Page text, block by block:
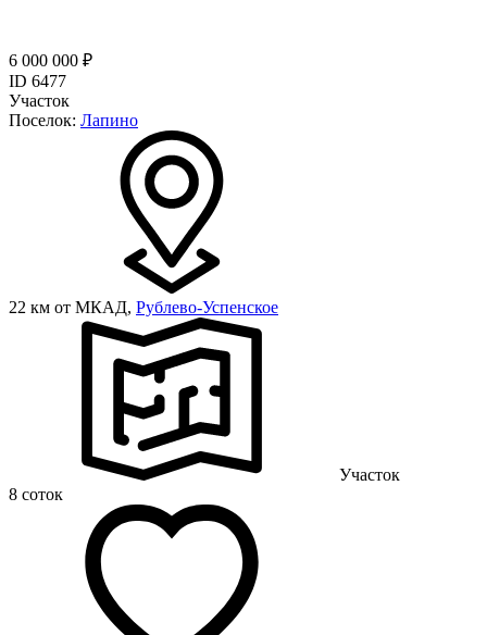
6 000 000 ₽
ID 6477
Участок
Поселок: Лапино
22 км от МКАД, Рублево-Успенское
Участок
8 соток